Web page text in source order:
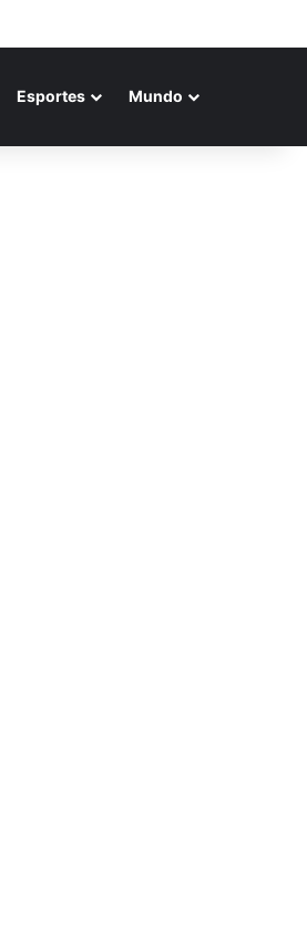
Esportes Mundo